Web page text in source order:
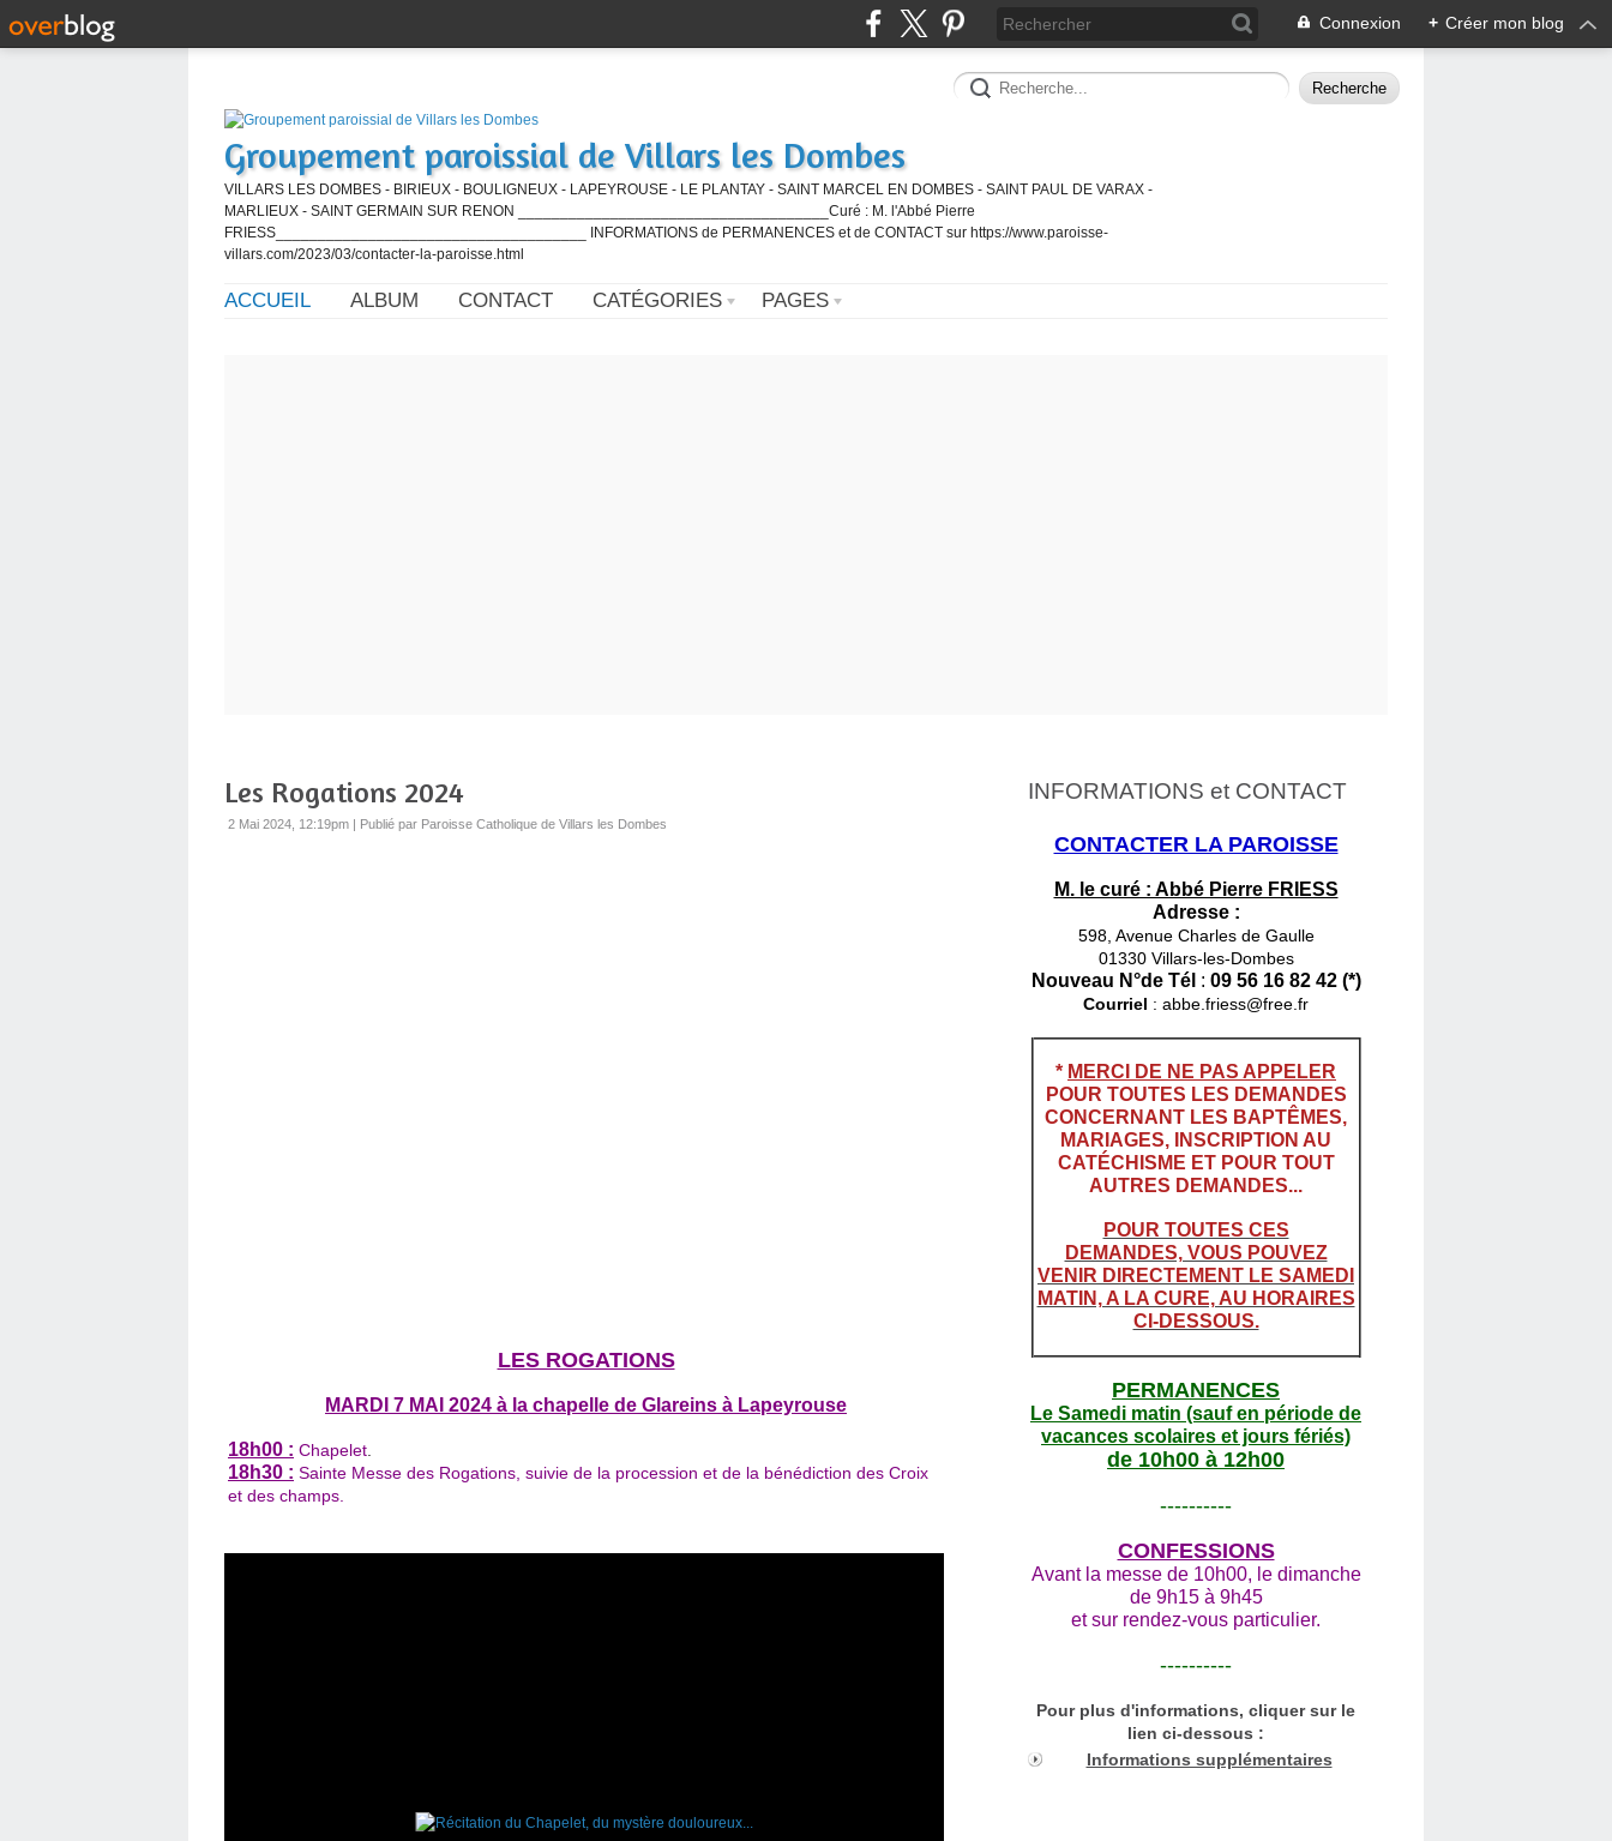
Connexion + Créer mon blog
Groupement paroissial de Villars les Dombes
VILLARS LES DOMBES - BIRIEUX - BOULIGNEUX - LAPEYROUSE - LE PLANTAY - SAINT MARCEL EN DOMBES - SAINT PAUL DE VARAX -
MARLIEUX - SAINT GERMAIN SUR RENON _____________________________________Curé : M. l'Abbé Pierre
FRIESS_____________________________________ INFORMATIONS de PERMANENCES et de CONTACT sur https://www.paroisse-
villars.com/2023/03/contacter-la-paroisse.html
ACCUEIL ALBUM CONTACT CATÉGORIES PAGES
Les Rogations 2024
2 Mai 2024, 12:19pm | Publié par Paroisse Catholique de Villars les Dombes
LES ROGATIONS
MARDI 7 MAI 2024 à la chapelle de Glareins à Lapeyrouse
18h00 : Chapelet
18h30 : Sainte Messe des Rogations, suivie de la procession et de la bénédiction des Croix
et des champs.
INFORMATIONS et CONTACT
CONTACTER LA PAROISSE
M. le curé : Abbé Pierre FRIESS
Adresse :
598, Avenue Charles de Gaulle
01330 Villars-les-Dombes
Nouveau N°de Tél : 09 56 16 82 42 (*)
Courriel : abbe.friess@free.fr
* MERCI DE NE PAS APPELER
POUR TOUTES LES DEMANDES
CONCERNANT LES BAPTÊMES,
MARIAGES, INSCRIPTION AU
CATÉCHISME ET POUR TOUT
AUTRES DEMANDES...
POUR TOUTES CES
DEMANDES, VOUS POUVEZ
VENIR DIRECTEMENT LE SAMEDI
MATIN, A LA CURE, AU HORAIRES
CI-DESSOUS.
PERMANENCES
Le Samedi matin (sauf en période de
vacances scolaires et jours fériés)
de 10h00 à 12h00
----------
CONFESSIONS
Avant la messe de 10h00, le dimanche
de 9h15 à 9h45
et sur rendez-vous particulier.
----------
Pour plus d'informations, cliquer sur le
lien ci-dessous :
Informations supplémentaires